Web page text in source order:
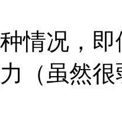
情况，
（虽然很